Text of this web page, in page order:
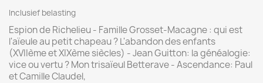
Inclusief belasting
Espion de Richelieu - Famille Grosset-Macagne : qui est
l'aïeule au petit chapeau ? L'abandon des enfants
(XVIIème et XIXème siècles) - Jean Guitton: la généalogie:
vice ou vertu ? Mon trisaïeul Betterave - Ascendance: Paul
et Camille Claudel,